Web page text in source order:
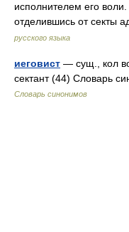
исполнителем его
отделившись от секты
русского языка
иеговист — сущ., кол
сектант (44) Словарь
Словарь синонимов